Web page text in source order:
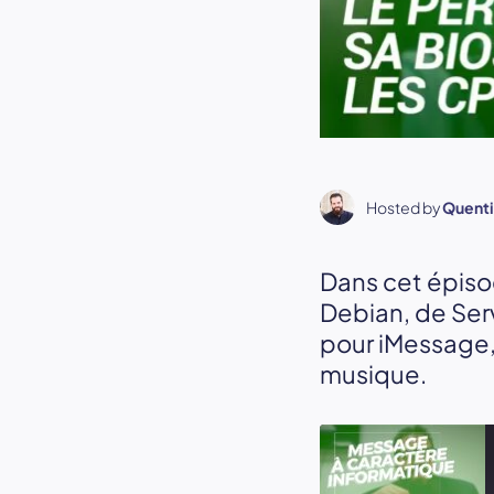
Hosted by
Dans cet
Debian, de
pour
musique.